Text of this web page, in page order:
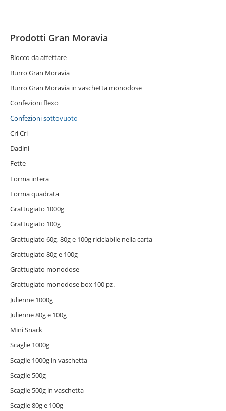
Prodotti Gran Moravia
Blocco da affettare
Burro Gran Moravia
Burro Gran Moravia in vaschetta monodose
Confezioni flexo
Confezioni sottovuoto
Cri Cri
Dadini
Fette
Forma intera
Forma quadrata
Grattugiato 1000g
Grattugiato 100g
Grattugiato 60g, 80g e 100g riciclabile nella carta
Grattugiato 80g e 100g
Grattugiato monodose
Grattugiato monodose box 100 pz.
Julienne 1000g
Julienne 80g e 100g
Mini Snack
Scaglie 1000g
Scaglie 1000g in vaschetta
Scaglie 500g
Scaglie 500g in vaschetta
Scaglie 80g e 100g